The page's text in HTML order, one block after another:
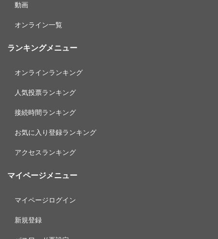
動画
オンライン一覧
ランキングメニュー
オンラインランキング
人気投票ランキング
接続時間ランキング
お気に入り登録ランキング
アクセスランキング
マイページメニュー
マイページログイン
新規登録